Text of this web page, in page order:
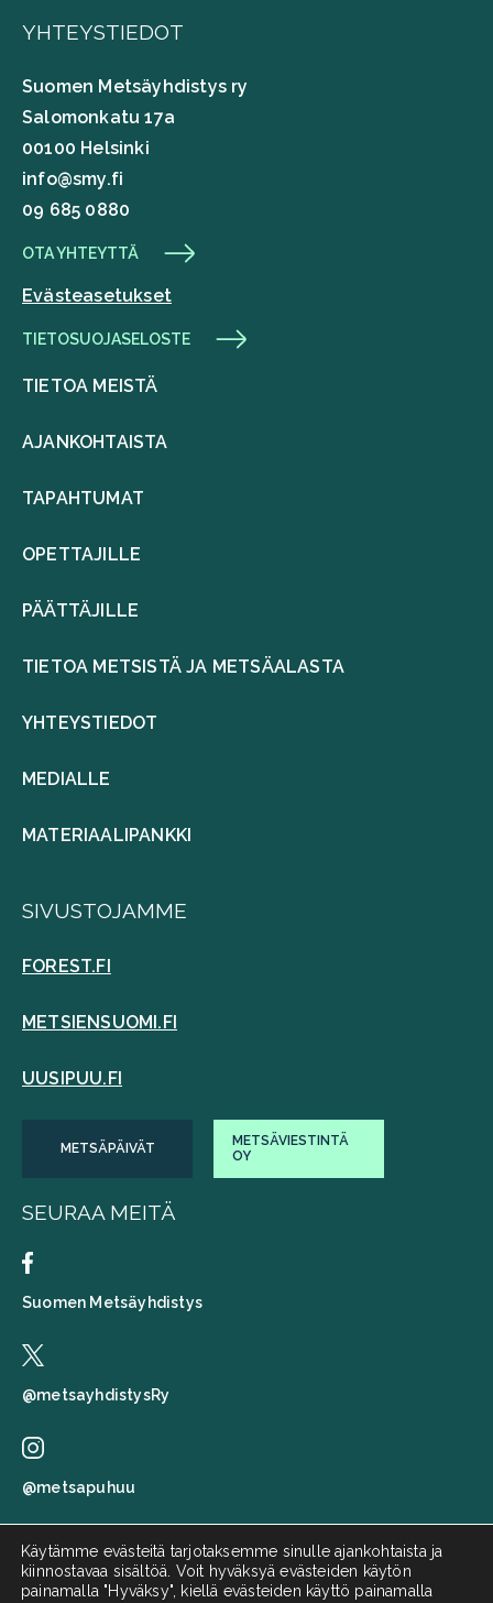
YHTEYSTIEDOT
Suomen Metsäyhdistys ry
Salomonkatu 17a
00100 Helsinki
info@smy.fi
09 685 0880
OTA YHTEYTTÄ
Evästeasetukset
TIETOSUOJASELOSTE
TIETOA MEISTÄ
AJANKOHTAISTA
TAPAHTUMAT
OPETTAJILLE
PÄÄTTÄJILLE
TIETOA METSISTÄ JA METSÄALASTA
YHTEYSTIEDOT
MEDIALLE
MATERIAALIPANKKI
SIVUSTOJAMME
FOREST.FI
METSIENSUOMI.FI
UUSIPUU.FI
METSÄPÄIVÄT
METSÄVIESTINTÄ
OY
SEURAA MEITÄ
Suomen Metsäyhdistys
@metsayhdistysRy
@metsapuhuu
Suomen metsäyhdistys
Käytämme evästeitä tarjotaksemme sinulle ajankohtaista ja
kiinnostavaa sisältöä. Voit hyväksyä evästeiden käytön
painamalla "Hyväksy", kiellä evästeiden käyttö painamalla